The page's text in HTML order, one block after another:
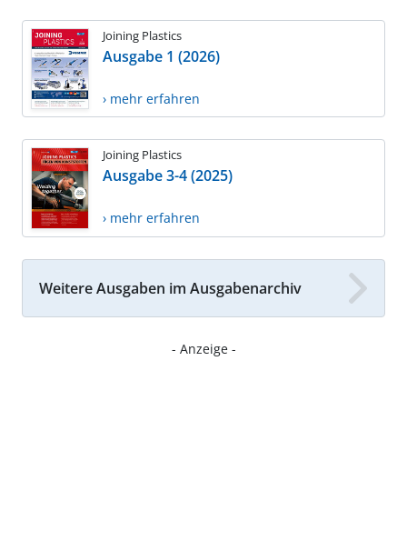
Joining Plastics
Ausgabe 1 (2026)
› mehr erfahren
Joining Plastics
Ausgabe 3-4 (2025)
› mehr erfahren
Weitere Ausgaben im Ausgabenarchiv
- Anzeige -